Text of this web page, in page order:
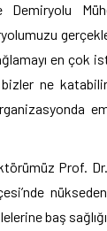
en çok
ne
Prof.
baş